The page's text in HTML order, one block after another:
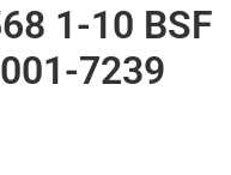
1-10 BSF
7239